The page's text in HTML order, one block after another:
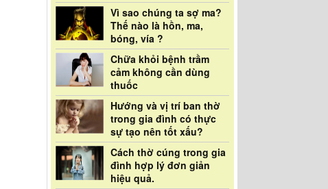
Vì sao chúng ta sợ ma?
Thế nào là hồn, ma,
bóng, vía ?
Chữa khỏi bệnh trầm
cảm không cần dùng
thuốc
Hướng và vị trí ban thờ
trong gia đình có thực
sự tạo nên tốt xấu?
Cách thờ cúng trong gia
đình hợp lý đơn giản
hiệu quả.